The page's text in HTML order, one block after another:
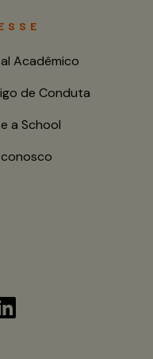
Acadêmico
de Conduta
a School
conosco